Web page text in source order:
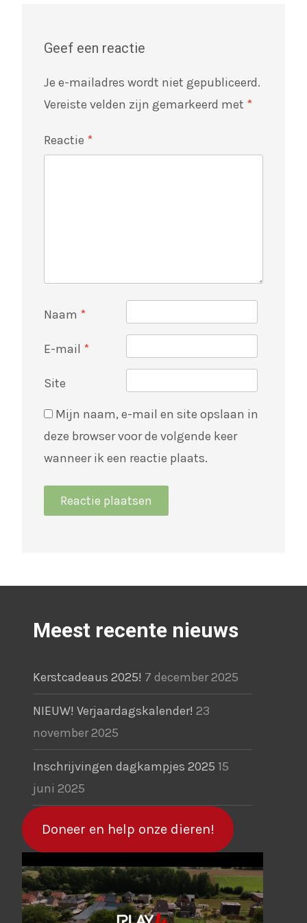
Geef een reactie
Je e-mailadres wordt niet gepubliceerd.
Vereiste velden zijn gemarkeerd met *
Reactie *
Naam *
E-mail *
Site
Mijn naam, e-mail en site opslaan in
deze browser voor de volgende keer
wanneer ik een reactie plaats.
Meest recente nieuws
Kerstcadeaus 2025! 7 december 2025
NIEUW! Verjaardagskalender! 23
november 2025
Inschrijvingen dagkampjes 2025 15
juni 2025
Doneer en help onze dieren!